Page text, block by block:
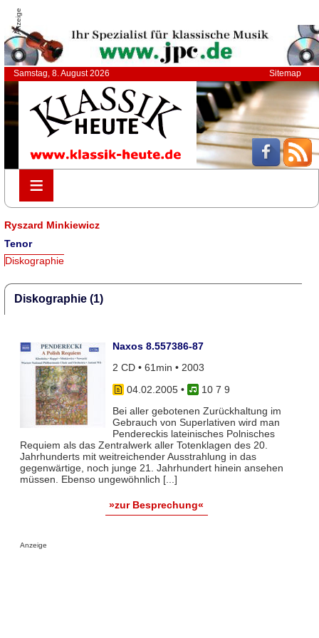
Anzeige
Samstag, 8. August 2026 Sitemap
≡
≡
Ryszard Minkiewicz
Tenor
Diskographie
Diskographie (1)
Naxos 8.557386-87
2 CD • 61min • 2003
04.02.2005•
10 7 9
Bei aller gebotenen Zurückhaltung im
Gebrauch von Superlativen wird man
Pendereckis lateinisches Polnisches
Requiem als das Zentralwerk aller Totenklagen des 20.
Jahrhunderts mit weitreichender Ausstrahlung in das
gegenwärtige, noch junge 21. Jahrhundert hinein ansehen
müssen. Ebenso ungewöhnlich [...]
»zur Besprechung«
Anzeige